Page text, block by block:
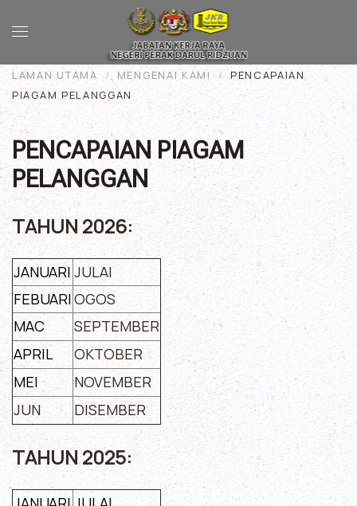
Skip to main content
LAMAN UTAMA MENGENAI KAMI
PENCAPAIAN
PIAGAM PELANGGAN
PENCAPAIAN PIAGAM
PELANGGAN
TAHUN 2026:
JANUARIJULAI
FEBUARIOGOS
MAC
SEPTEMBER
APRIL
OKTOBER
MEI
NOVEMBER
JUN
DISEMBER
TAHUN 2025: